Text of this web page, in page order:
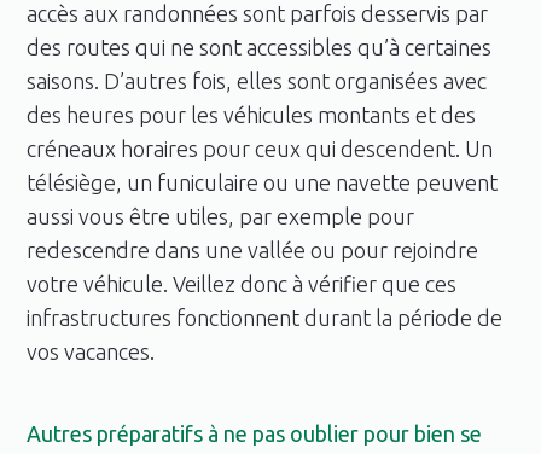
accès aux randonnées sont parfois desservis par
des routes qui ne sont accessibles qu’à certaines
saisons. D’autres fois, elles sont organisées avec
des heures pour les véhicules montants et des
créneaux horaires pour ceux qui descendent. Un
télésiège, un funiculaire ou une navette peuvent
aussi vous être utiles, par exemple pour
redescendre dans une vallée ou pour rejoindre
votre véhicule. Veillez donc à vérifier que ces
infrastructures fonctionnent durant la période de
vos vacances.
Autres préparatifs à ne pas oublier pour bien se